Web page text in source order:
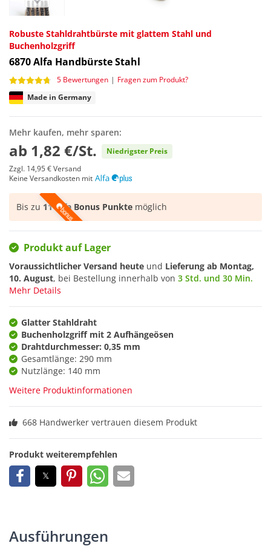
Robuste Stahldrahtbürste mit glattem Stahl und
Buchenholzgriff
6870Alfa Handbürste Stahl
5 Bewertungen | Fragen zum Produkt?
Made in Germany
Mehr kaufen, mehr sparen:
ab 1,82 €/St.
Niedrigster Preis
Zzgl. 14,95 €Versand
Keine Versandkosten mit
Bis zu 11 Alfa Bonus Punkte möglich
Produkt auf Lager
Voraussichtlicher Versand heute und Lieferung ab Montag,
10. August, bei Bestellung innerhalb von 3 Std. und 30 Min.
Mehr Details
Glatter Stahldraht
Buchenholzgriff mit 2 Aufhängeösen
Drahtdurchmesser: 0,35 mm
Gesamtlänge: 290 mm
Nutzlänge: 140 mm
Weitere Produktinformationen
668 Handwerker vertrauen diesem Produkt
Produkt weiterempfehlen
Ausführungen